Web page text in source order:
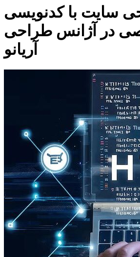
سایت با کدنویسی
در آژانس طراحی
آریانو